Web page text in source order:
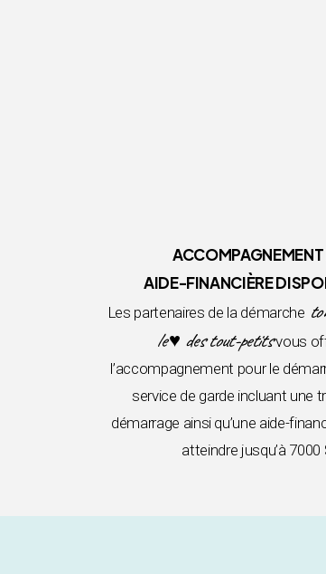
ACCOMPAGNEMENT
AIDE-FINANCIÈRE
Les partenaires de la démarche
le ♥ des tout-petitsvous
l’accompagnement pour le
service de garde incluant une
démarrage ainsi qu’une aide-
atteindre jusqu’à 7000